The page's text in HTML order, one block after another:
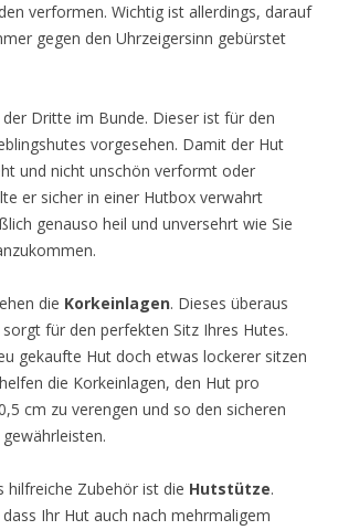
verformen. Wichtig ist allerdings, darauf
gegen den Uhrzeigersinn gebürstet
Dritte im Bunde. Dieser ist für den
vorgesehen. Damit der Hut
und nicht unschön verformt oder
er sicher in einer Hutbox verwahrt
genauso heil und unversehrt wie Sie
die Korkeinlagen. Dieses überaus
für den perfekten Sitz Ihres Hutes.
gekaufte Hut doch etwas lockerer sitzen
die Korkeinlagen, den Hut pro
cm zu verengen und so den sicheren
hilfreiche Zubehör ist die Hutstütze.
Ihr Hut auch nach mehrmaligem